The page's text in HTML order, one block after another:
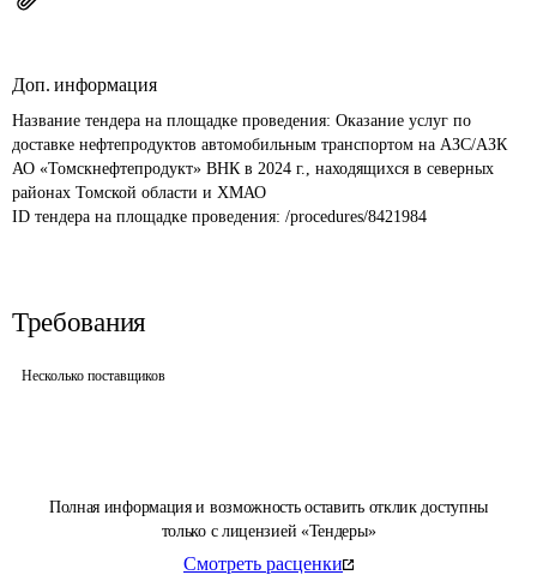
Полная информация и возможность оставить отклик доступны
только с лицензией «Тендеры»
Смотреть расценки
Доп. информация
Название тендера на площадке проведения: Оказание услуг по
доставке нефтепродуктов автомобильным транспортом на АЗС/АЗК
АО «Томскнефтепродукт» ВНК в 2024 г., находящихся в северных
районах Томской области и ХМАО
ID тендера на площадке проведения: /procedures/8421984
Требования
Несколько поставщиков